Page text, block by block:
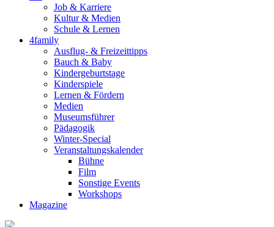
Job & Karriere
Kultur & Medien
Schule & Lernen
4family
Ausflug- & Freizeittipps
Bauch & Baby
Kindergeburtstage
Kinderspiele
Lernen & Fördern
Medien
Museumsführer
Pädagogik
Winter-Special
Veranstaltungskalender
Bühne
Film
Sonstige Events
Workshops
Magazine